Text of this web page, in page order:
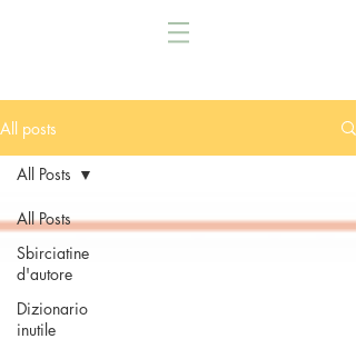
All posts
All Posts
Sbirciatine
d'autore
Dizionario
inutile
All Posts